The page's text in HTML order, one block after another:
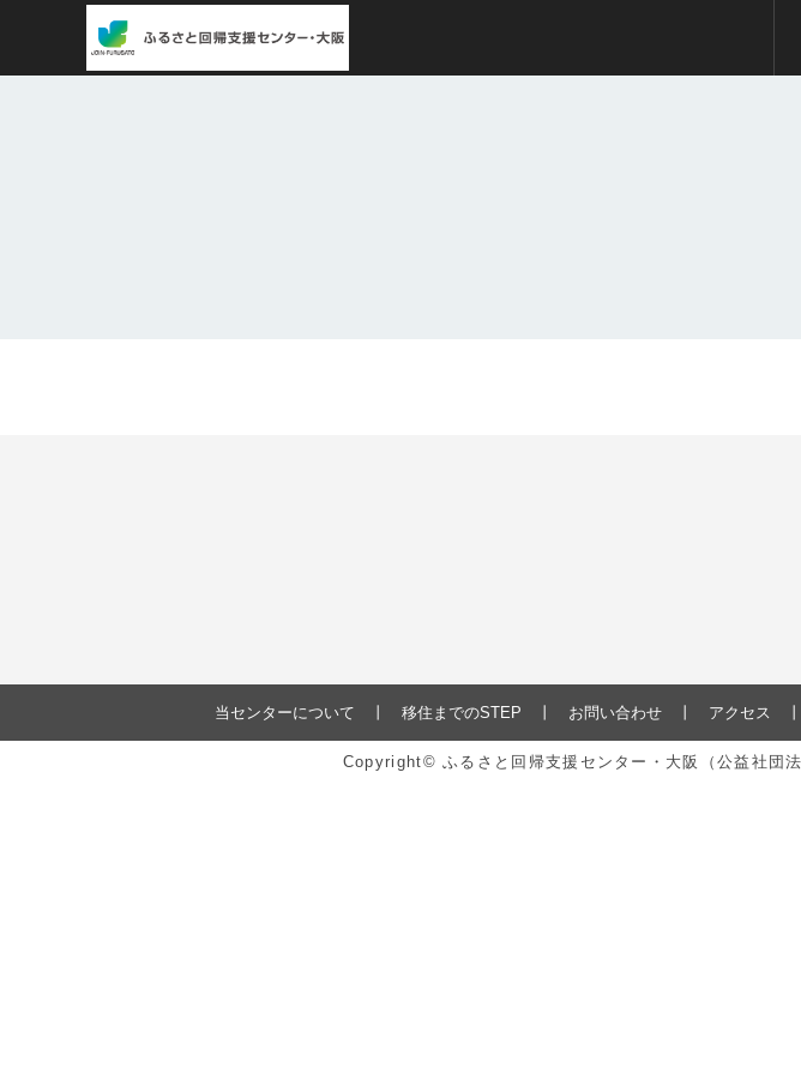
当センターについて 移住までのSTEP お問い合わせ アクセス
Copyright© ふるさと回帰支援センター・大阪（公益社